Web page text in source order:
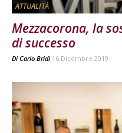
ATTUALITÀ
Mezzacorona, la
di successo
Di Carlo Bridi 16 Dicembre 2019